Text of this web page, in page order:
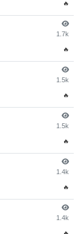
🔥
1.7k
🔥
1.5k
🔥
1.5k
🔥
1.4k
🔥
1.4k